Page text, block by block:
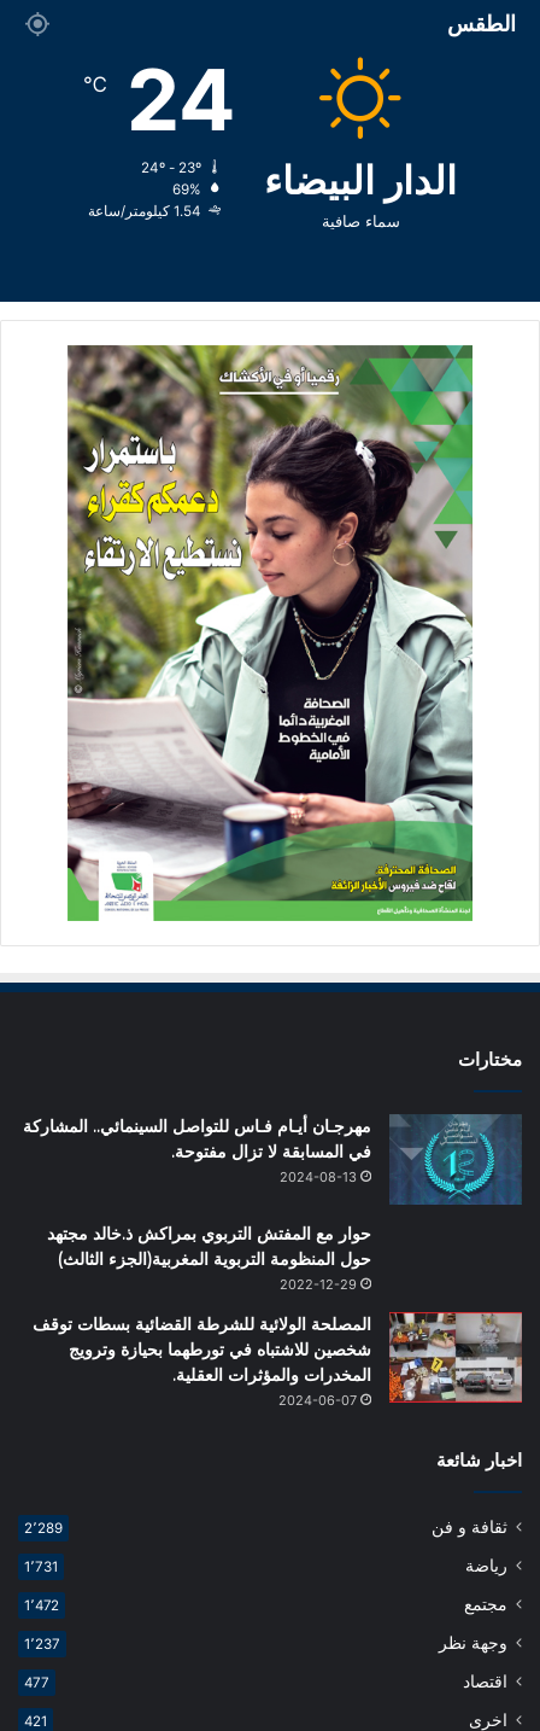
الطقس
الدار البيضاء
سماء صافية
24
℃
69%
1.54 كيلومتر/ساعة
مختارات
مهرجـان أيـام فـاس للتواصل السينمائي.. المشاركة
في المسابقة لا تزال مفتوحة.
2024-08-13
حوار مع المفتش التربوي بمراكش ذ.خالد مجتهد
حول المنظومة التربوية المغربية(الجزء الثالث)
2022-12-29
المصلحة الولائية للشرطة القضائية بسطات توقف
شخصين للاشتباه في تورطهما بحيازة وترويج
المخدرات والمؤثرات العقلية.
2024-06-07
اخبار شائعة
ثقافة و فن 2٬289
رياضة 1٬731
مجتمع 1٬472
وجهة نظر 1٬237
اقتصاد 477
اخرى 421